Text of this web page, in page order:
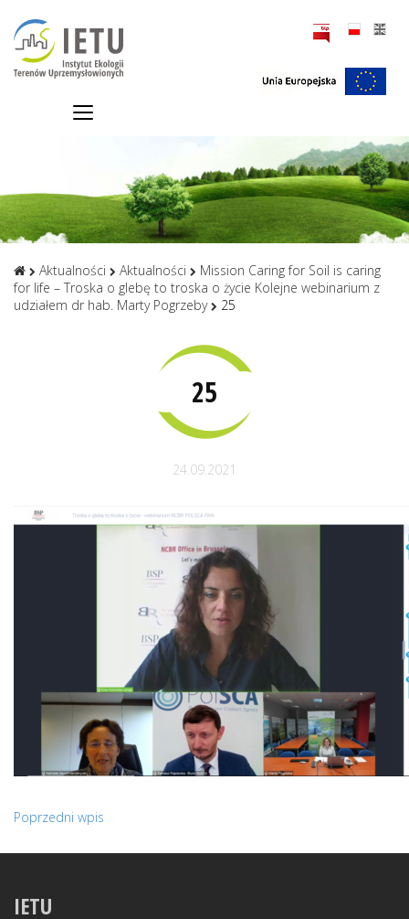
Aktualności Aktualności
Mission Caring for Soil is caring
for life – Troska o glebę to troska o życie Kolejne webinarium z
udziałem dr hab. Marty Pogrzeby
25
25
24.09.2021
Poprzedni wpis
IETU